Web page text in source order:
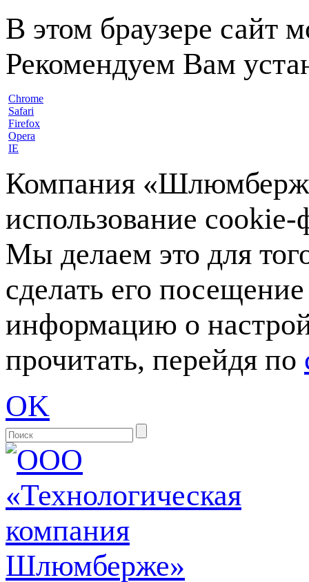
В этом браузере сайт
Рекомендуем Вам
Chrome
Safari
Firefox
Opera
IE
Компания
использование
Мы делаем это для
сделать его
информацию о
прочитать, перейдя по
OK